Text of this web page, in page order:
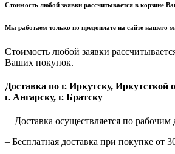
Стоимость любой заявки рассчитывается в корзине
Мы работаем только по предоплате на сайте нашего
Стоимость любой заявки
Ваших покупок.
Доставка по г. Иркутску, Иркутсткой
г. Ангарску, г. Братску
– Доставка осуществляется по рабочим
– Бесплатная доставка при покупке от